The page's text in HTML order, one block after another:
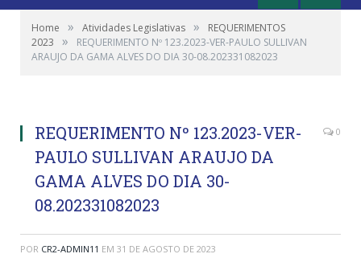
Home » Atividades Legislativas »
REQUERIMENTOS
2023
»
REQUERIMENTO Nº 123.2023-VER-PAULO SULLIVAN
ARAUJO DA GAMA ALVES DO DIA 30-08.202331082023
REQUERIMENTO Nº 123.2023-VER-
PAULO SULLIVAN ARAUJO DA
GAMA ALVES DO DIA 30-
08.202331082023
0
POR CR2-ADMIN11 EM 31 DE AGOSTO DE 2023